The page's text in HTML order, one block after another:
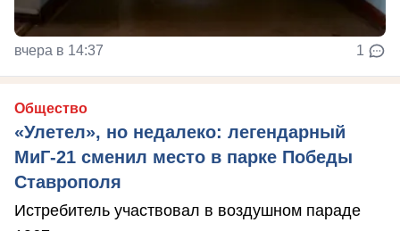
вчера в 14:37 1
Общество
«Улетел», но недалеко: легендарный
МиГ-21 сменил место в парке Победы
Ставрополя
Истребитель участвовал в воздушном параде